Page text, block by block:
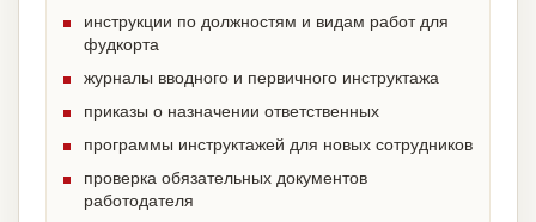
инструкции по должностям и видам работ для
фудкорта
журналы вводного и первичного инструктажа
приказы о назначении ответственных
программы инструктажей для новых сотрудников
проверка обязательных документов
работодателя